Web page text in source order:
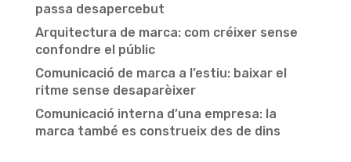
passa desapercebut
Arquitectura de marca: com créixer sense
confondre el públic
Comunicació de marca a l’estiu: baixar el
ritme sense desaparèixer
Comunicació interna d’una empresa: la
marca també es construeix des de dins